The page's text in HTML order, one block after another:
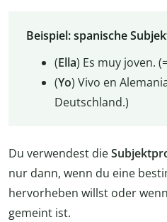
Beispiel: spanische
(Ella) Es muy joven.
(Yo) Vivo en
Deutschland.)
Du verwendest die
nur dann, wenn du eine
hervorheben willst oder
gemeint ist.